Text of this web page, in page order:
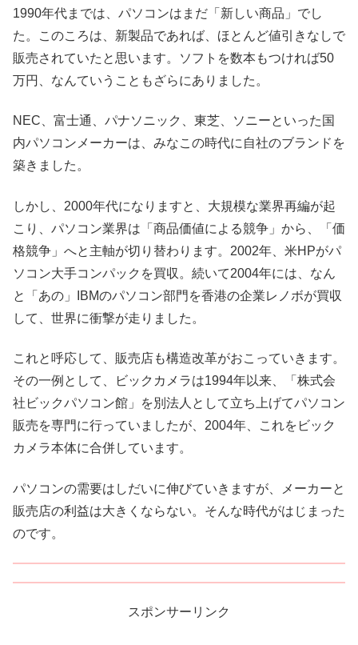
1990年代までは、パソコンはまだ「新しい商品」でし
た。このころは、新製品であれば、ほとんど値引きなしで
販売されていたと思います。ソフトを数本もつければ50
万円、なんていうこともざらにありました。
NEC、富士通、パナソニック、東芝、ソニーといった国
内パソコンメーカーは、みなこの時代に自社のブランドを
築きました。
しかし、2000年代になりますと、大規模な業界再編が起
こり、パソコン業界は「商品価値による競争」から、「価
格競争」へと主軸が切り替わります。2002年、米HPがパ
ソコン大手コンパックを買収。続いて2004年には、なん
と「あの」IBMのパソコン部門を香港の企業レノボが買収
して、世界に衝撃が走りました。
これと呼応して、販売店も構造改革がおこっていきます。
その一例として、ビックカメラは1994年以来、「株式会
社ビックパソコン館」を別法人として立ち上げてパソコン
販売を専門に行っていましたが、2004年、これをビック
カメラ本体に合併しています。
パソコンの需要はしだいに伸びていきますが、メーカーと
販売店の利益は大きくならない。そんな時代がはじまった
のです。
スポンサーリンク